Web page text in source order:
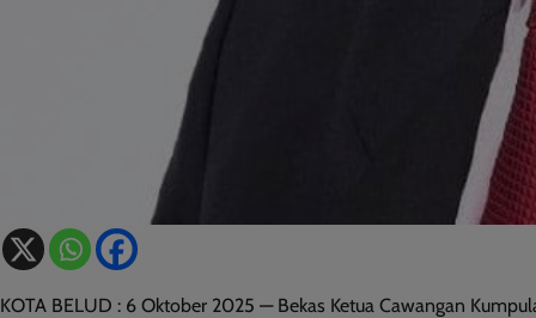
KOTA BELUD : 6 Oktober 2025 — Bekas Ketua Cawangan